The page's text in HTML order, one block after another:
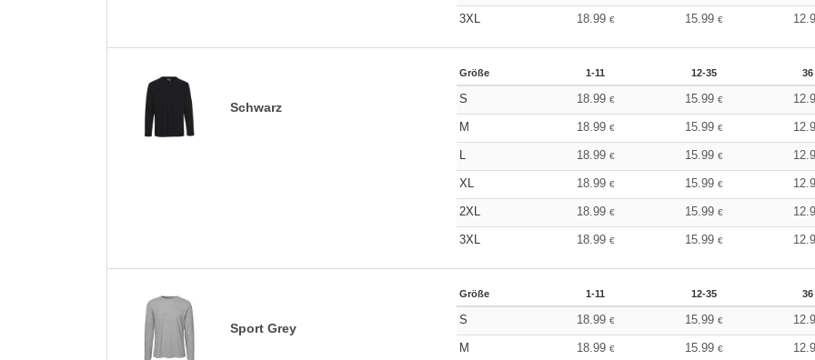
3XL 18.99 € 15.99 €
Schwarz
Größe 1-11 12-35 36
S 18.99 € 15.99 €
M 18.99 € 15.99 €
L 18.99 € 15.99 €
XL 18.99 € 15.99 €
2XL 18.99 € 15.99 €
3XL 18.99 € 15.99 €
Sport Grey
Größe 1-11 12-35 36
S 18.99 € 15.99 €
M 18.99 € 15.99 €